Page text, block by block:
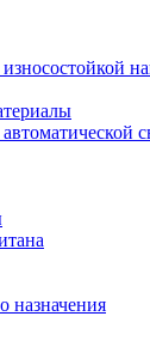
назначения